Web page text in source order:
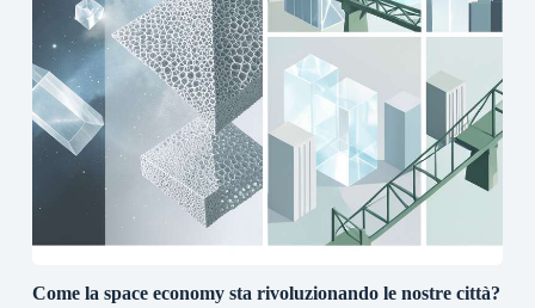
Come la space economy sta rivoluzionando le nostre città?